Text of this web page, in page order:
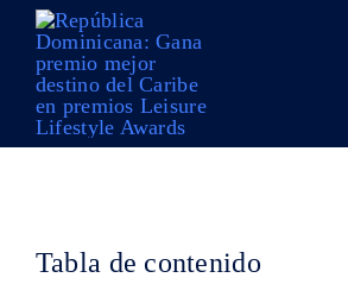
Skip
content
Tabla de contenido